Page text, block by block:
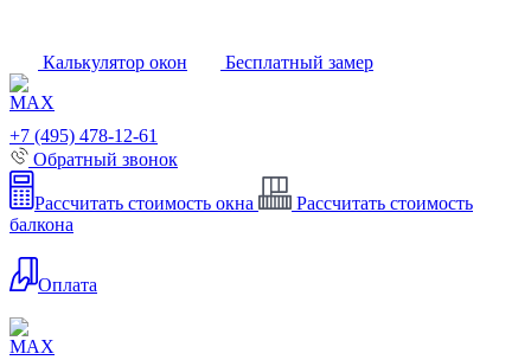
Калькулятор окон Бесплатный замер
+7 (495) 478-12-61
Обратный звонок
Рассчитать стоимость окна
Рассчитать стоимость
балкона
Оплата